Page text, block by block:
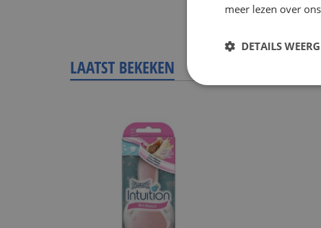
LAATST BEKEKEN
meer lezen over
DETAILS